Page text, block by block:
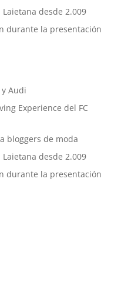
desde 2.009
durante la presentación
Audi
Experience del FC
bloggers de moda
desde 2.009
durante la presentación